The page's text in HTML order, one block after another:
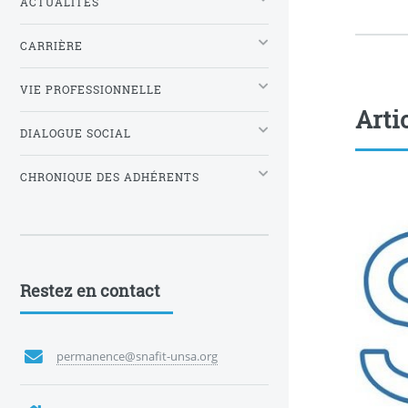
CARRIÈRE
VIE PROFESSIONNELLE
DIALOGUE SOCIAL
CHRONIQUE DES ADHÉRENTS
Restez en contact
permanence@snafit-unsa.org